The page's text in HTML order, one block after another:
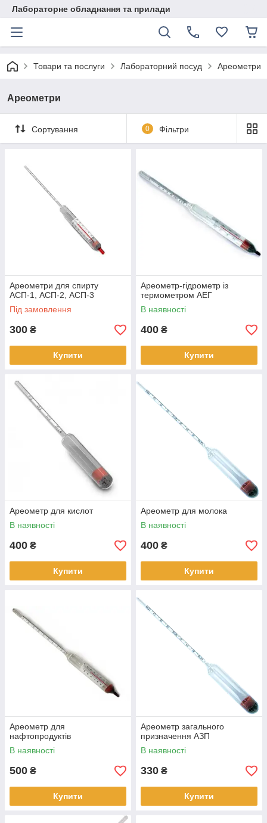
Лабораторне обладнання та прилади
Товари та послуги Лабораторний посуд Ареометри
Ареометри
Сортування 0 Фільтри
Ареометри для спирту
АСП-1, АСП-2, АСП-3
Під замовлення
300 ₴
Купити
Ареометр-гідрометр із
термометром АЕГ
В наявності
400 ₴
Купити
Ареометр для кислот
В наявності
400 ₴
Купити
Ареометр для молока
В наявності
400 ₴
Купити
Ареометр для
нафтопродуктів
В наявності
500 ₴
Купити
Ареометр загального
призначення АЗП
В наявності
330 ₴
Купити